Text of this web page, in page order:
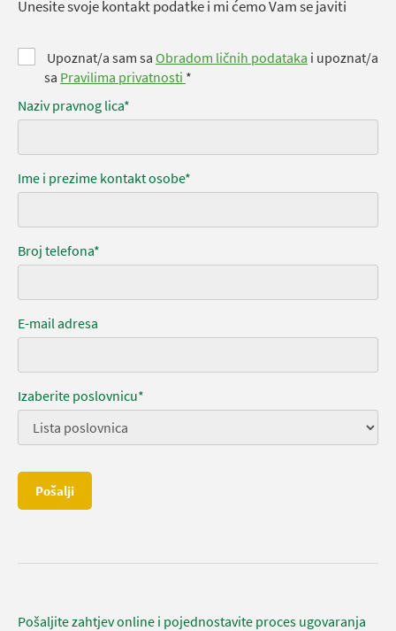
Unesite svoje kontakt podatke i mi ćemo Vam se javiti
Upoznat/a sam sa Obradom ličnih podataka i upoznat/a
sa Pravilima privatnosti *
Naziv pravnog lica*
Ime i prezime kontakt osobe*
Broj telefona*
E-mail adresa
Izaberite poslovnicu*
Pošalji
Pošaljite zahtjev online i pojednostavite proces ugovaranja